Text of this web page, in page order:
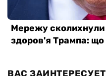
ВАС ЗАИНТЕРЕСУЕТ